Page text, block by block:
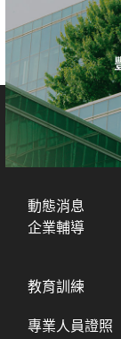
動態消息
企業輔導
教育訓練
專業人員證照